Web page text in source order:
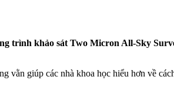
trình khảo sát Two Micron All-Sky
vằn giúp các nhà khoa học hiểu hơn về